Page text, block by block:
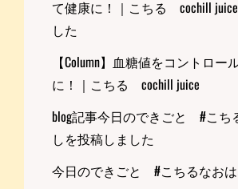
て健康に！｜こちる cochill
した
【Column】血糖値をコントロー
に！｜こちる cochill juice
blog記事今日のできごと #こち
しを投稿しました
今日のできごと #こちるなお